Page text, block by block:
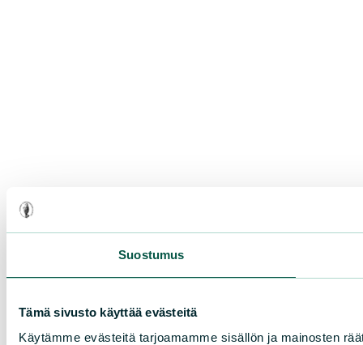
Suostumus
Tämä sivusto käyttää evästeitä
Käytämme evästeitä tarjoamamme sisällön ja mainosten